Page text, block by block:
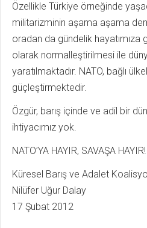
Özellikle Türkiye örneğinde
militarizminin aşama aşama
oradan da gündelik
olarak normalleştirilmesi ile
yaratılmaktadır. NATO, bağlı
güçleştirmektedir.
Özgür, barış içinde ve adil bir
ihtiyacımız yok.
NATO’YA HAYIR, SAVAŞA HAYIR!
Küresel Barış ve Adalet
Nilüfer Uğur Dalay
17 Şubat 2012